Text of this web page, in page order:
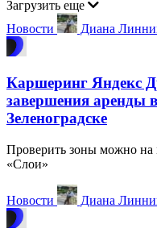
Загрузить еще
Новости
Диана
Каршеринг Яндекс
завершения аренды
Зеленоградске
Проверить зоны можно
«Слои»
Новости Диана